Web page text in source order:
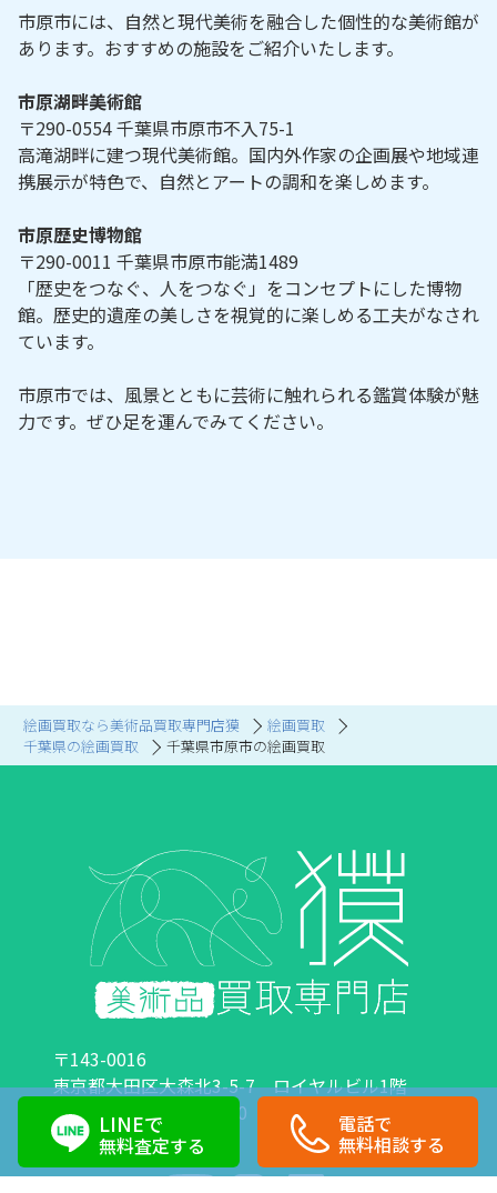
LINEで
無料査定する
電話で
無料相談する
絵画買取なら美術品買取専門店獏
絵画買取
千葉県の絵画買取
千葉県市原市の絵画買取
市原市には、自然と現代美術を融合した個性的な美術館が
あります。おすすめの施設をご紹介いたします。
市原湖畔美術館
〒290-0554 千葉県市原市不入75-1
高滝湖畔に建つ現代美術館。国内外作家の企画展や地域連
携展示が特色で、自然とアートの調和を楽しめます。
市原歴史博物館
〒290-0011 千葉県市原市能満1489
「歴史をつなぐ、人をつなぐ」をコンセプトにした博物
館。歴史的遺産の美しさを視覚的に楽しめる工夫がなされ
ています。
市原市では、風景とともに芸術に触れられる鑑賞体験が魅
力です。ぜひ足を運んでみてください。
〒143-0016
東京都大田区大森北3-5-7 ロイヤルビル1階
営業時間：10:00～18:00 定休日：日曜日・祝日
0120-89-0007 03-6423-1033